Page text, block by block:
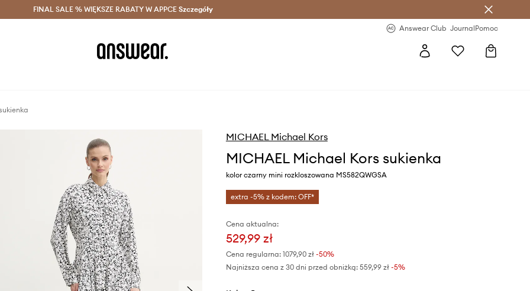
z Answear Club > Dostawa nawet w 24h >
FINAL SALE % WIĘKSZE RABATY W APPCE Szczegóły
Answear Club JournalPomoc
MICHAEL Michael Kors
MICHAEL Michael Kors sukienka
kolor czarny mini rozkloszowana MS582QWGSA
extra -5% z kodem: OFF*
Cena aktualna:
529,99 zł
Cena regularna: 1079,90 zł-50%
Najniższa cena z 30 dni przed obniżką: 559,99 zł -5%